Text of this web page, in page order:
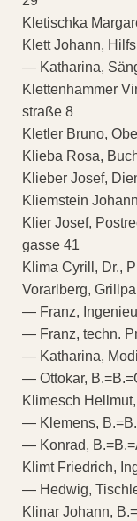
Kletischka
Klett Johann,
— Katharina,
Klettenhammer
straße 8
Kletler Bruno,
Klieba Rosa,
Klieber Josef,
Kliemstein
Klier Josef,
gasse 41
Klima Cyrill, Dr.,
Vorarlberg,
— Franz,
— Franz, techn.
— Katharina,
— Ottokar,
Klimesch
— Klemens,
— Konrad,
Klimt Friedrich,
— Hedwig,
Klinar Johann,